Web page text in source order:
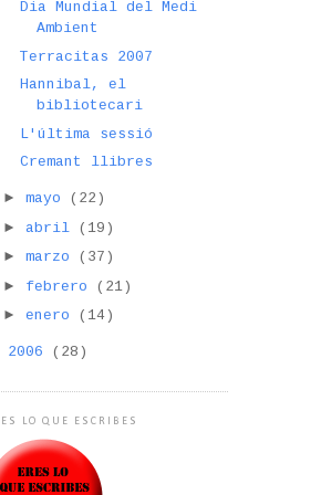
Dia Mundial del Medi
Ambient
Terracitas 2007
Hannibal, el
bibliotecari
L'última sessió
Cremant llibres
► mayo
(22)
► abril
(19)
► marzo
(37)
► febrero
(21)
► enero (14)
2006 (28)
LO QUE ESCRIBES